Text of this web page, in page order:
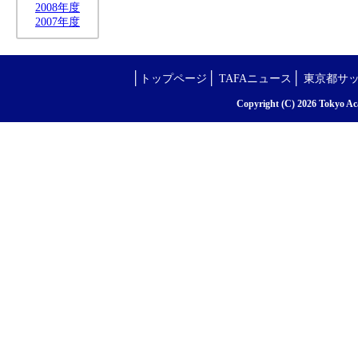
2008年度
2007年度
トップページ TAFAニュース 東京都サ
Copyright (C) 2026 Tokyo